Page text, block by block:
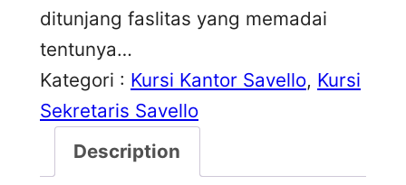
ditunjang faslitas yang memadai
tentunya…
Kategori : Kursi Kantor Savello, Kursi
Sekretaris Savello
Description